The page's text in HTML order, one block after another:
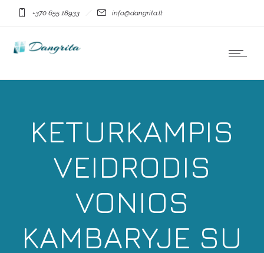
+370 655 18933 info@dangrita.lt
KETURKAMPIS
VEIDRODIS
VONIOS
KAMBARYJE SU